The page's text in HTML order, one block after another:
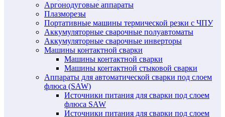
Аргонодуговые аппараты
Плазморезы
Портативные машины термической резки с ЧПУ
Аккумуляторные сварочные полуавтоматы
Аккумуляторные сварочные инверторы
Машины контактной сварки
Машины контактной сварки
Машины контактной стыковой сварки
Аппараты для автоматической сварки под слоем
флюса (SAW)
Источники питания для сварки под слоем
флюса SAW
Источники питания для сварки под слоем